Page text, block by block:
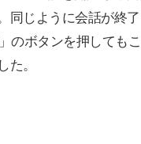
同じように会話が終
」のボタンを押しても
た。